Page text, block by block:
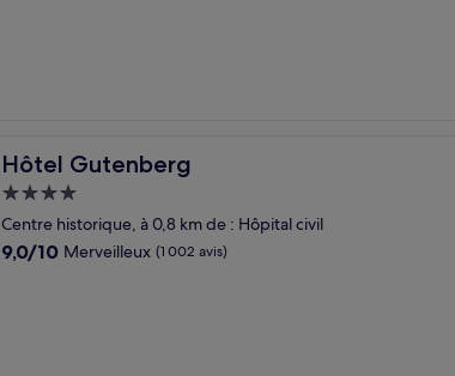
Hôtel Gutenberg
Hôtel Gutenberg
Hébergement
4.0 étoiles
Centre historique, à 0,8 km de : Hôpital civil
9.0
9,0/10 Merveilleux (1 002 avis)